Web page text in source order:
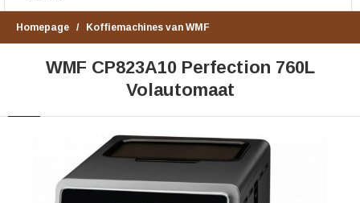
Homepage Koffiemachines van WMF
WMF CP823A10 Perfection 760L
Volautomaat